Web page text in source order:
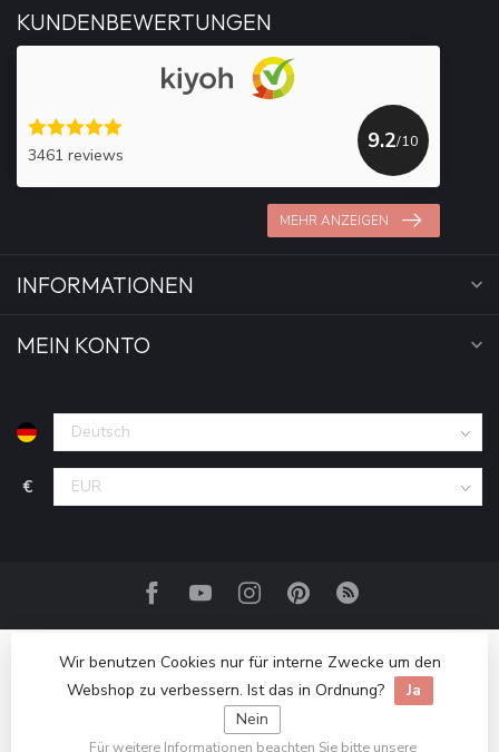
KUNDENBEWERTUNGEN
3461 reviews
9.2/10
MEHR ANZEIGEN
INFORMATIONEN
MEIN KONTO
€
Wir benutzen Cookies nur für interne Zwecke um den
Webshop zu verbessern. Ist das in Ordnung?
Ja
Nein
Für weitere Informationen beachten Sie bitte unsere